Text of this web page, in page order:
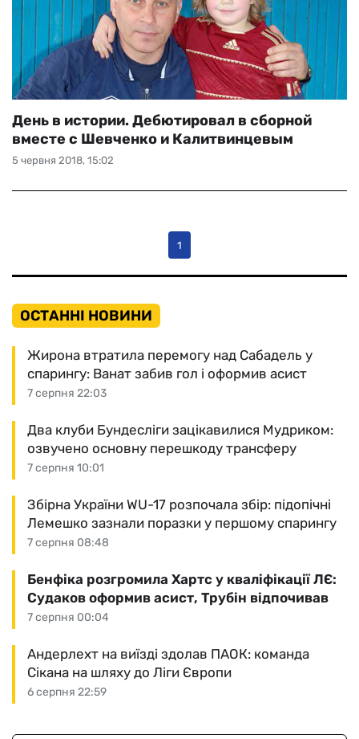
5 червня 2018, 15:02
День в истории. Дебютировал в сборной
вместе с Шевченко и Калитвинцевым
1
ОСТАННІ НОВИНИ
7 серпня 22:03
Жирона втратила перемогу над Сабадель у
спарингу: Ванат забив гол і оформив асист
7 серпня 10:01
Два клуби Бундесліги зацікавилися Мудриком:
озвучено основну перешкоду трансферу
7 серпня 08:48
Збірна України WU-17 розпочала збір: підопічні
Лемешко зазнали поразки у першому спарингу
7 серпня 00:04
Бенфіка розгромила Хартс у кваліфікації ЛЄ:
Судаков оформив асист, Трубін відпочивав
6 серпня 22:59
Андерлехт на виїзді здолав ПАОК: команда
Сікана на шляху до Ліги Європи